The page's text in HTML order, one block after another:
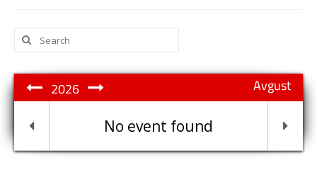
Search
for:
Avgust
2026
No event found